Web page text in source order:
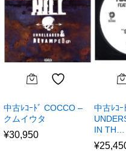
中古ﾚｺｰﾄﾞ COCCO –
クムイウタ
¥30,950
中古ﾚｺｰ
IN TH…
¥